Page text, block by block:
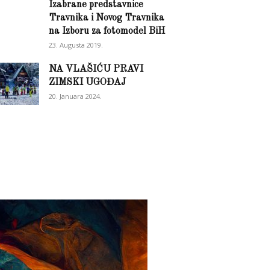
Izabrane predstavnice
Travnika i Novog Travnika
na Izboru za fotomodel BiH
23. Augusta 2019.
NA VLAŠIĆU PRAVI
ZIMSKI UGOĐAJ
20. Januara 2024.